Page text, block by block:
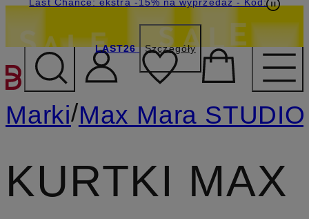
PRZEJDŹ DO GŁÓWNEJ
LAST26 Szczegóły
Marki/Max Mara STUDIO
KURTKI MAX